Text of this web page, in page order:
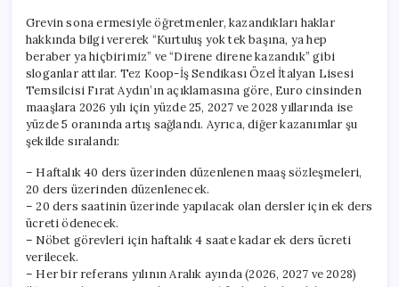
Grevin sona ermesiyle öğretmenler, kazandıkları haklar
hakkında bilgi vererek “Kurtuluş yok tek başına, ya hep
beraber ya hiçbirimiz” ve “Direne direne kazandık” gibi
sloganlar attılar. Tez Koop-İş Sendikası Özel İtalyan Lisesi
Temsilcisi Fırat Aydın’ın açıklamasına göre, Euro cinsinden
maaşlara 2026 yılı için yüzde 25, 2027 ve 2028 yıllarında ise
yüzde 5 oranında artış sağlandı. Ayrıca, diğer kazanımlar şu
şekilde sıralandı:
– Haftalık 40 ders üzerinden düzenlenen maaş sözleşmeleri,
20 ders üzerinden düzenlenecek.
– 20 ders saatinin üzerinde yapılacak olan dersler için ek ders
ücreti ödenecek.
– Nöbet görevleri için haftalık 4 saate kadar ek ders ücreti
verilecek.
– Her bir referans yılının Aralık ayında (2026, 2027 ve 2028)